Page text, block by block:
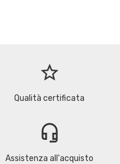
star_border
Qualità certificata
headset_mic
Assistenza all'acquisto